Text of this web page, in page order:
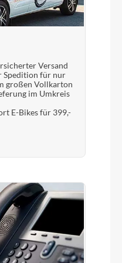
Versand
Spedition für nur
großen Vollkarton
im Umkreis
E-Bikes für 399,-